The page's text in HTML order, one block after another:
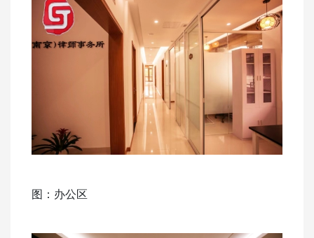
图：办公区